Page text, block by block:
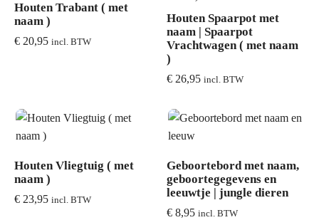
Houten Trabant ( met
naam )
€ 20,95 incl. BTW
Houten Spaarpot met
naam | Spaarpot
Vrachtwagen ( met naam
)
€ 26,95 incl. BTW
Houten Vliegtuig ( met
naam )
€ 23,95 incl. BTW
Geboortebord met naam,
geboortegegevens en
leeuwtje | jungle dieren
€ 8,95 incl. BTW